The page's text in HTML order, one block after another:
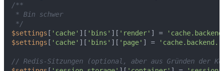
/**
* Bin schwer
*/
$settings [ 'cache' ][ 'bins' ][ 'render' ] =
$settings [ 'cache' ][ 'bins' ][ 'page' ] =
// Redis-Sitzungen (optional, aber aus Gründen der